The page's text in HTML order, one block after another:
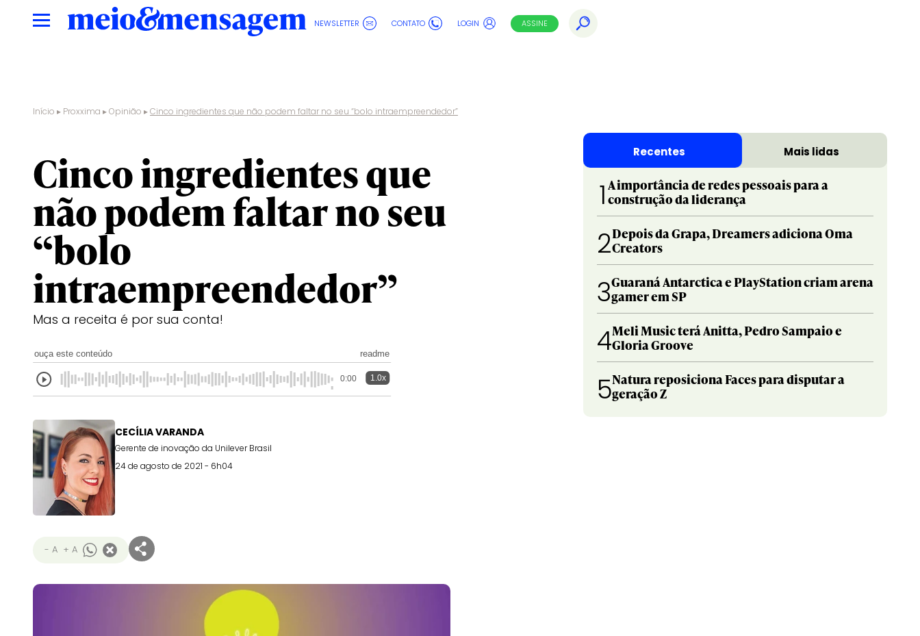
NEWSLETTER CONTATO LOGIN ASSINE
Início ▸ Proxxima ▸Opinião ▸Cinco ingredientes que não podem faltar no seu “bolo intraempreendedor”
Cinco ingredientes que
não podem faltar no seu
“bolo
intraempreendedor”
Mas a receita é por sua conta!
ouça este conteúdo readme
0:00 1.0x
CECÍLIA VARANDA
Gerente de inovação da Unilever Brasil
24 de agosto de 2021 - 6h04
- A + A
Recentes Mais lidas
1 A importância de redes pessoais para a
construção da liderança
2Depois da Grapa, Dreamers adiciona Oma
Creators
3Guaraná Antarctica e PlayStation criam arena
gamer em SP
4Meli Music terá Anitta, Pedro Sampaio e
Gloria Groove
5Natura reposiciona Faces para disputar a
geração Z